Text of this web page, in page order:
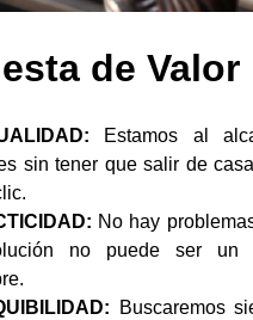
de Valor
Estamos al
sin tener que salir de
No hay
no puede ser un
Buscaremos